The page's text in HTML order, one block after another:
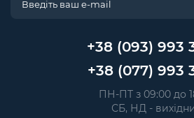
+38 (093) 993
+38 (077) 993
ПН-ПТ з 09:00 до
СБ, НД -